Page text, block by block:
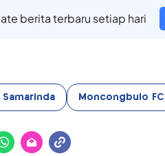
berita terbaru setiap hari
Moncongbulo FC